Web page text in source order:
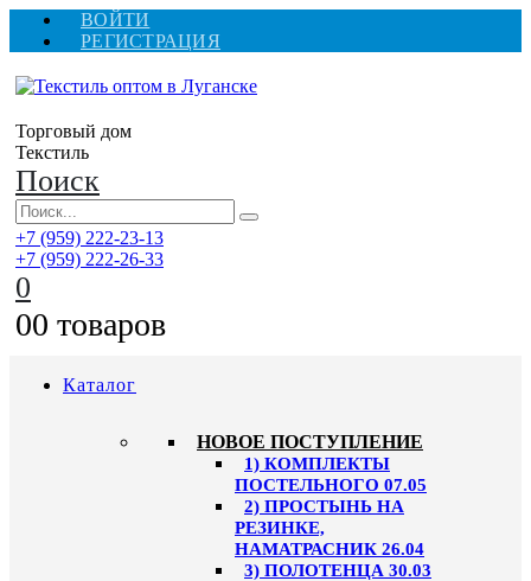
ВОЙТИ
РЕГИСТРАЦИЯ
Торговый дом
Текстиль
Поиск
+7 (959) 222-23-13
+7 (959) 222-26-33
0
00 товаров
Каталог
HОВОЕ ПОСТУПЛЕНИЕ
1) КОМПЛЕКТЫ
ПОСТЕЛЬНОГО 07.05
2) ПРОСТЫНЬ НА
РЕЗИНКЕ,
НАМАТРАСНИК 26.04
3) ПОЛОТЕНЦА 30.03